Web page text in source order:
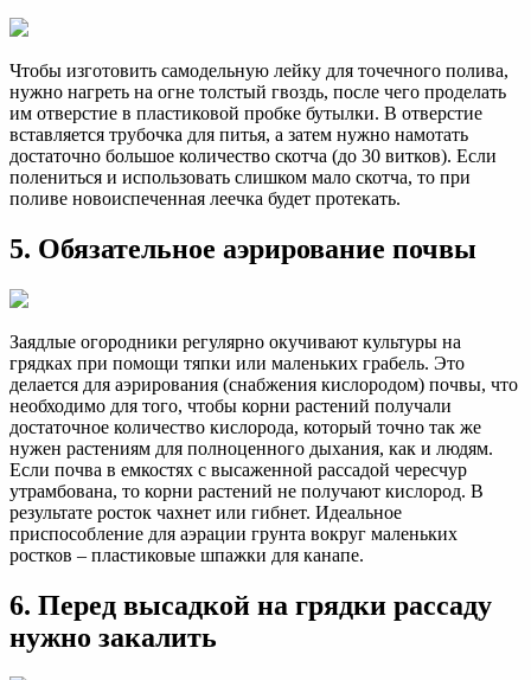
Чтобы изготовить самодельную лейку для точечного полива,
нужно нагреть на огне толстый гвоздь, после чего проделать
им отверстие в пластиковой пробке бутылки. В отверстие
вставляется трубочка для питья, а затем нужно намотать
достаточно большое количество скотча (до 30 витков). Если
полениться и использовать слишком мало скотча, то при
поливе новоиспеченная леечка будет протекать.
5. Обязательное аэрирование почвы
Заядлые огородники регулярно окучивают культуры на
грядках при помощи тяпки или маленьких грабель. Это
делается для аэрирования (снабжения кислородом) почвы, что
необходимо для того, чтобы корни растений получали
достаточное количество кислорода, который точно так же
нужен растениям для полноценного дыхания, как и людям.
Если почва в емкостях с высаженной рассадой чересчур
утрамбована, то корни растений не получают кислород. В
результате росток чахнет или гибнет. Идеальное
приспособление для аэрации грунта вокруг маленьких
ростков – пластиковые шпажки для канапе.
6. Перед высадкой на грядки рассаду
нужно закалить